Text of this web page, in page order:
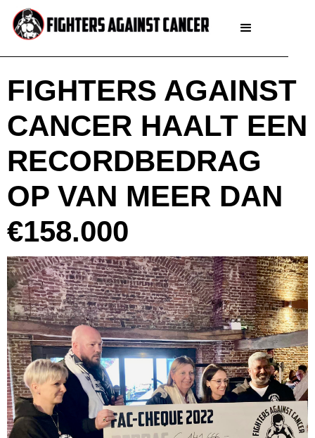
FIGHTERS AGAINST
CANCER HAALT EEN
RECORDBEDRAG
OP VAN MEER DAN
€158.000